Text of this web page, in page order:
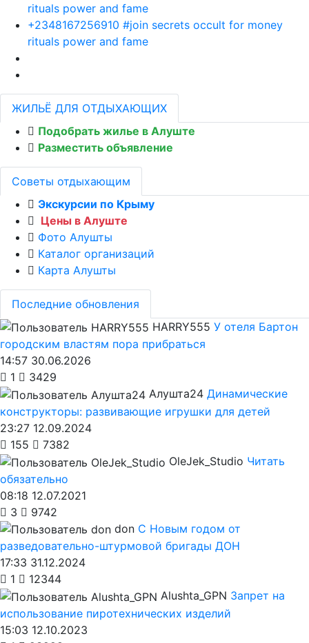
rituals power and fame
+2348167256910 #join secrets occult for money
rituals power and fame
ЖИЛЬЁ ДЛЯ ОТДЫХАЮЩИХ
Подобрать жилье в Алуште
Разместить объявление
Советы отдыхающим
Экскурсии по Крыму
Цены в Алуште
Фото Алушты
Каталог организаций
Карта Алушты
Последние обновления
HARRY555 У отеля Бартон
городским властям пора прибраться
14:57 30.06.2026
1
3429
Алушта24 Динамические
конструкторы: развивающие игрушки для детей
23:27 12.09.2024
155
7382
OleJek_Studio Читать
обязательно
08:18 12.07.2021
3
9742
don С Новым годом от
разведовательно-штурмовой бригады ДОН
17:33 31.12.2024
1
12344
Alushta_GPN Запрет на
использование пиротехнических изделий
15:03 12.10.2023